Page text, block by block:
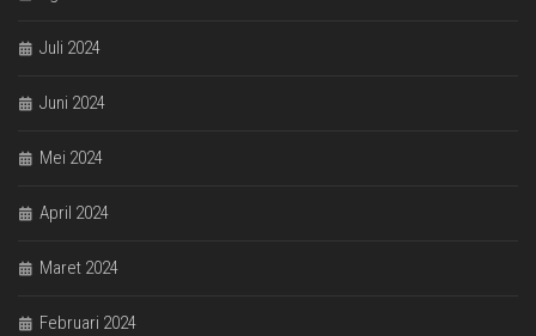
Juli 2024
Juni 2024
Mei 2024
April 2024
Maret 2024
Februari 2024